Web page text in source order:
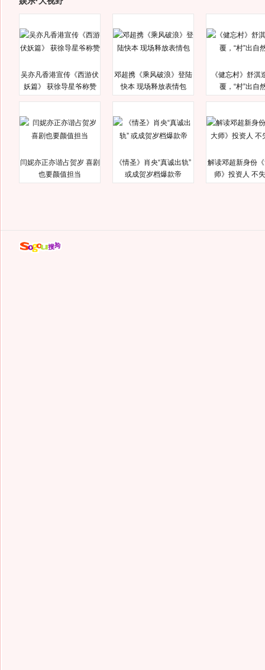
吴亦凡香港宣传《西游伏
妖篇》 获徐导星爷称赞
邓超携《乘风破浪》登陆
快本 现场释放表情包
《健忘村》舒淇
覆，“村”出自
闫妮亦正亦谐占贺岁 喜剧
也要颜值担当
《情圣》肖央“真诚出轨”
或成贺岁档爆款帝
解读邓超新身份
师》投资人 不